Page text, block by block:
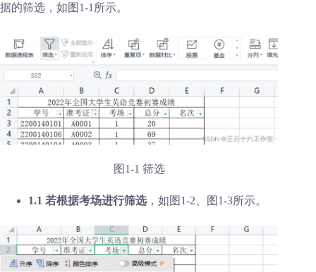
据的筛选，如图1-1所示。
图1-1 筛选
1.1 若根据考场进行筛选 ，如图1-2、图1-3所示。